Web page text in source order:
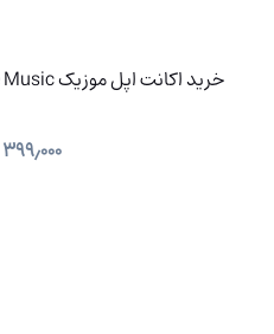
خرید اکانت اپل موزیک Apple Music ارزان آمریکا (شارژ آنی)
۳۹۹٫۰۰۰